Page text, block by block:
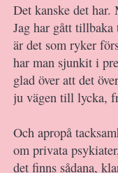
Det kanske det har.
Jag har gått
är det som ryker
har man sjunkit i
glad över att det
ju vägen till lycka,
Och apropå
om privata
det finns sådana,